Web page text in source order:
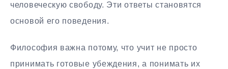
человеческую свободу. Эти ответы становятся
основой его поведения.
Философия важна потому, что учит не просто
принимать готовые убеждения, а понимать их